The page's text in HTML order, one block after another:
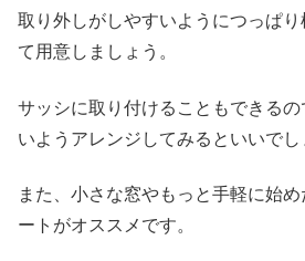
取り外しがしやすいようにつっぱ
て用意しましょう。
サッシに取り付けることもできる
いようアレンジしてみるといいでし
また、小さな窓やもっと手軽に始
ートがオススメです。